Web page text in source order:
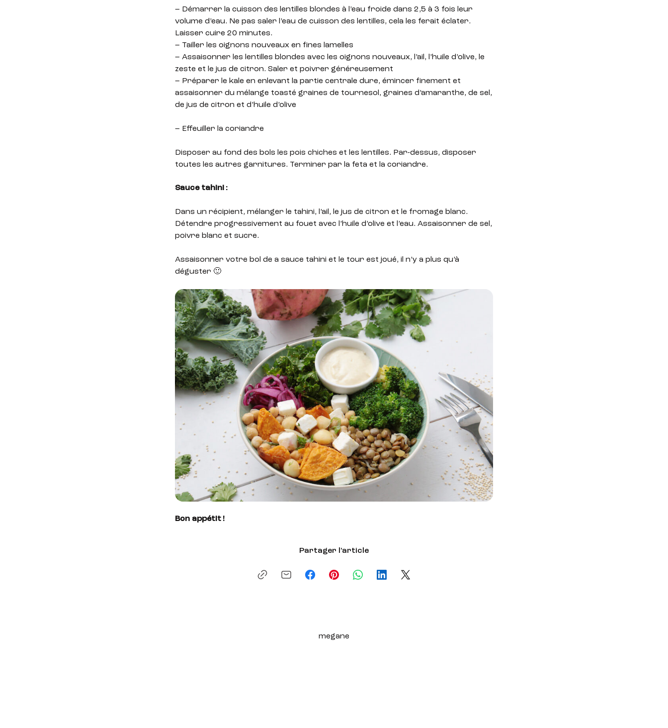
– Démarrer la cuisson des lentilles blondes à l’eau froide dans 2,5 à 3 fois leur
volume d’eau. Ne pas saler l’eau de cuisson des lentilles, cela les ferait éclater.
Laisser cuire 20 minutes.
– Tailler les oignons nouveaux en fines lamelles
– Assaisonner les lentilles blondes avec les oignons nouveaux, l’ail, l’huile d’olive, le
zeste et le jus de citron. Saler et poivrer généreusement
– Préparer le kale en enlevant la partie centrale dure, émincer finement et
assaisonner du mélange toasté graines de tournesol, graines d’amaranthe, de sel,
de jus de citron et d’huile d’olive
– Effeuiller la coriandre
Disposer au fond des bols les pois chiches et les lentilles. Par-dessus, disposer
toutes les autres garnitures. Terminer par la feta et la coriandre.
Sauce tahini :
Dans un récipient, mélanger le tahini, l’ail, le jus de citron et le fromage blanc.
Détendre progressivement au fouet avec l’huile d’olive et l’eau. Assaisonner de sel,
poivre blanc et sucre.
Assaisonner votre bol de a sauce tahini et le tour est joué, il n’y a plus qu’à
déguster 🙂
Bon appétit !
Partager l'article
megane